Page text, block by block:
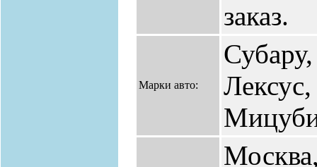
заказ.
Марки авто: